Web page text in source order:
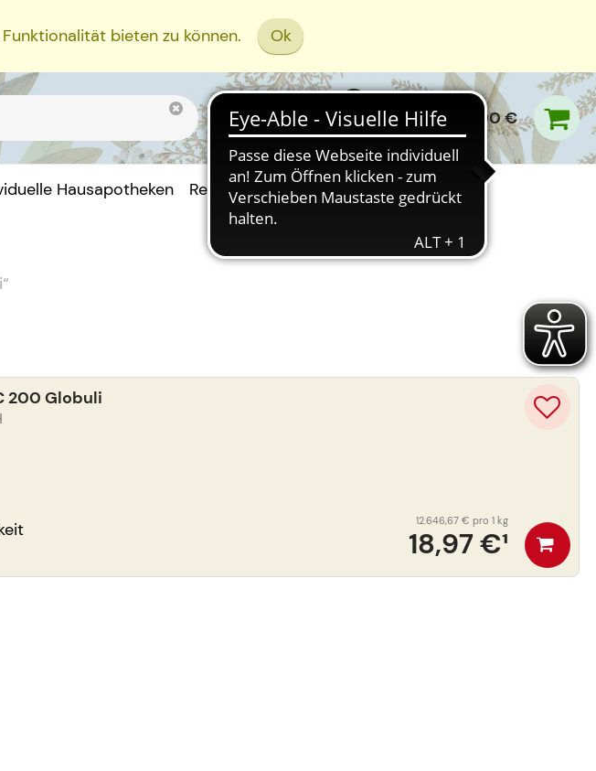
bieten zu können. Ok
0,00 €
Hausapotheken Rezept Einreichen
“
200 Globuli
18,97 €¹
12.646,67 € pro 1 kg